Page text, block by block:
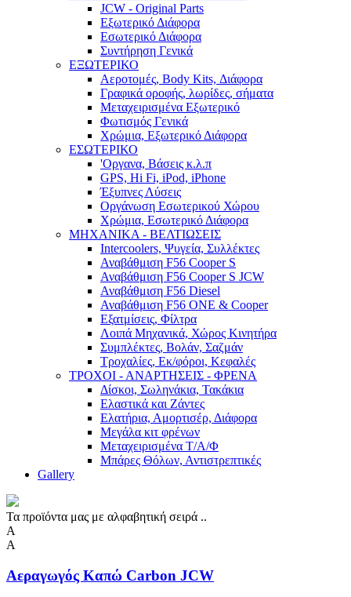
JCW - Original Parts
Εξωτερικό Διάφορα
Εσωτερικό Διάφορα
Συντήρηση Γενικά
ΕΞΩΤΕΡΙΚΟ
Αεροτομές, Body Kits, Διάφορα
Γραφικά οροφής, λωρίδες, σήματα
Μεταχειρισμένα Εξωτερικό
Φωτισμός Γενικά
Χρώμια, Εξωτερικό Διάφορα
ΕΣΩΤΕΡΙΚΟ
'Οργανα, Βάσεις κ.λ.π
GPS, Hi Fi, iPod, iPhone
Έξυπνες Λύσεις
Οργάνωση Εσωτερικού Χώρου
Χρώμια, Εσωτερικό Διάφορα
ΜΗΧΑΝΙΚΑ - ΒΕΛΤΙΩΣΕΙΣ
Intercoolers, Ψυγεία, Συλλέκτες
Αναβάθμιση F56 Cooper S
Αναβάθμιση F56 Cooper S JCW
Αναβάθμιση F56 Diesel
Αναβάθμιση F56 ONE & Cooper
Εξατμίσεις, Φίλτρα
Λοιπά Μηχανικά, Χώρος Κινητήρα
Συμπλέκτες, Βολάν, Σαζμάν
Τροχαλίες, Εκ/φόροι, Κεφαλές
ΤΡΟΧΟΙ - ΑΝΑΡΤΗΣΕΙΣ - ΦΡΕΝΑ
Δίσκοι, Σωληνάκια, Τακάκια
Ελαστικά και Ζάντες
Ελατήρια, Αμορτισέρ, Διάφορα
Μεγάλα κιτ φρένων
Μεταχειρισμένα Τ/Α/Φ
Μπάρες Θόλων, Αντιστρεπτικές
Gallery
Τα προϊόντα μας με αλφαβητική σειρά ..
Α
Α
Αεραγωγός Καπώ Carbon JCW